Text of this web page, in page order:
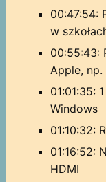
00:47:54:
w
00:55:43:
Apple,
01:01:35:
Windows
01:10:32:
01:16:52:
HDMI